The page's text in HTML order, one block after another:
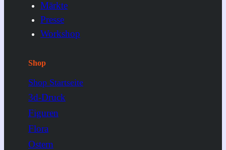
Märkte
Presse
Workshop
Shop
Shop Startseite
3d-Druck
Figuren
Flora
Ostern